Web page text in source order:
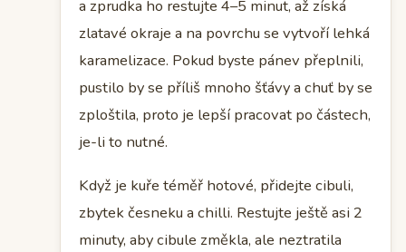
a zprudka ho restujte 4–5 minut, až získá
zlatavé okraje a na povrchu se vytvoří lehká
karamelizace. Pokud byste pánev přeplnili,
pustilo by se příliš mnoho šťávy a chuť by se
zploštila, proto je lepší pracovat po částech,
je-li to nutné.
Když je kuře téměř hotové, přidejte cibuli,
zbytek česneku a chilli. Restujte ještě asi 2
minuty, aby cibule změkla, ale neztratila